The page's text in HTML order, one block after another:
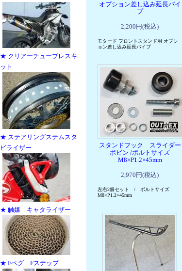
★ クリアーチューブレスキ
ット
★ ステアリングステムスタ
ビライザー
★ 触媒 キャタライザー
★ Fペグ Fステップ
オプション差し込み延長パイ
プ
2,200円(税込)
モタード フロントスタンド用 オプシ
ョン差し込み延長パイプ
スタンドフック スライダー
ボビン /ボルトサイズ
M8×P1.2×45mm
2,970円(税込)
左右2個セット / ボルトサイズ
M8×P1.2×45mm